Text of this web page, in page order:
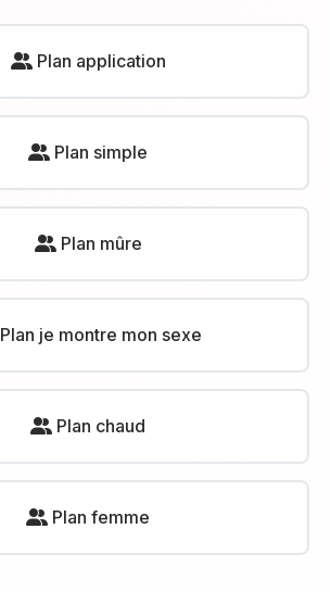
Plan application
Plan simple
Plan mûre
Plan je montre mon sexe
Plan chaud
Plan femme